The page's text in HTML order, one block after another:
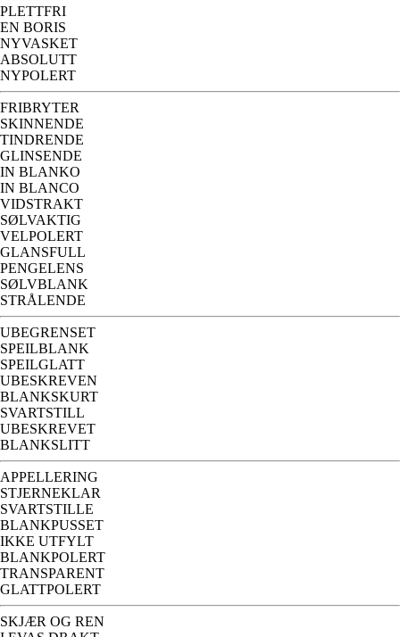
PLETTFRI
EN BORIS
NYVASKET
ABSOLUTT
NYPOLERT
FRIBRYTER
SKINNENDE
TINDRENDE
GLINSENDE
IN BLANKO
IN BLANCO
VIDSTRAKT
SØLVAKTIG
VELPOLERT
GLANSFULL
PENGELENS
SØLVBLANK
STRÅLENDE
UBEGRENSET
SPEILBLANK
SPEILGLATT
UBESKREVEN
BLANKSKURT
SVARTSTILL
UBESKREVET
BLANKSLITT
APPELLERING
STJERNEKLAR
SVARTSTILLE
BLANKPUSSET
IKKE UTFYLT
BLANKPOLERT
TRANSPARENT
GLATTPOLERT
SKJÆR OG REN